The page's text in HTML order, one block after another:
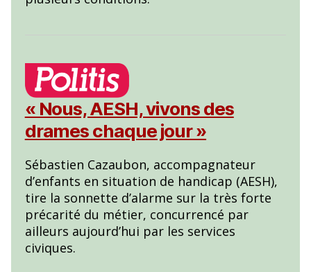
« Nous, AESH, vivons des
drames chaque jour »
Sébastien Cazaubon, accompagnateur
d’enfants en situation de handicap (AESH),
tire la sonnette d’alarme sur la très forte
précarité du métier, concurrencé par
ailleurs aujourd’hui par les services
civiques.